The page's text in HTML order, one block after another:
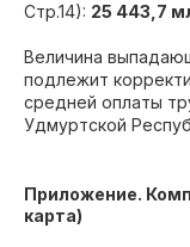
Стр.14): 25 443,7
Величина
подлежит
средней оплаты
Удмуртской
Приложение.
карта)